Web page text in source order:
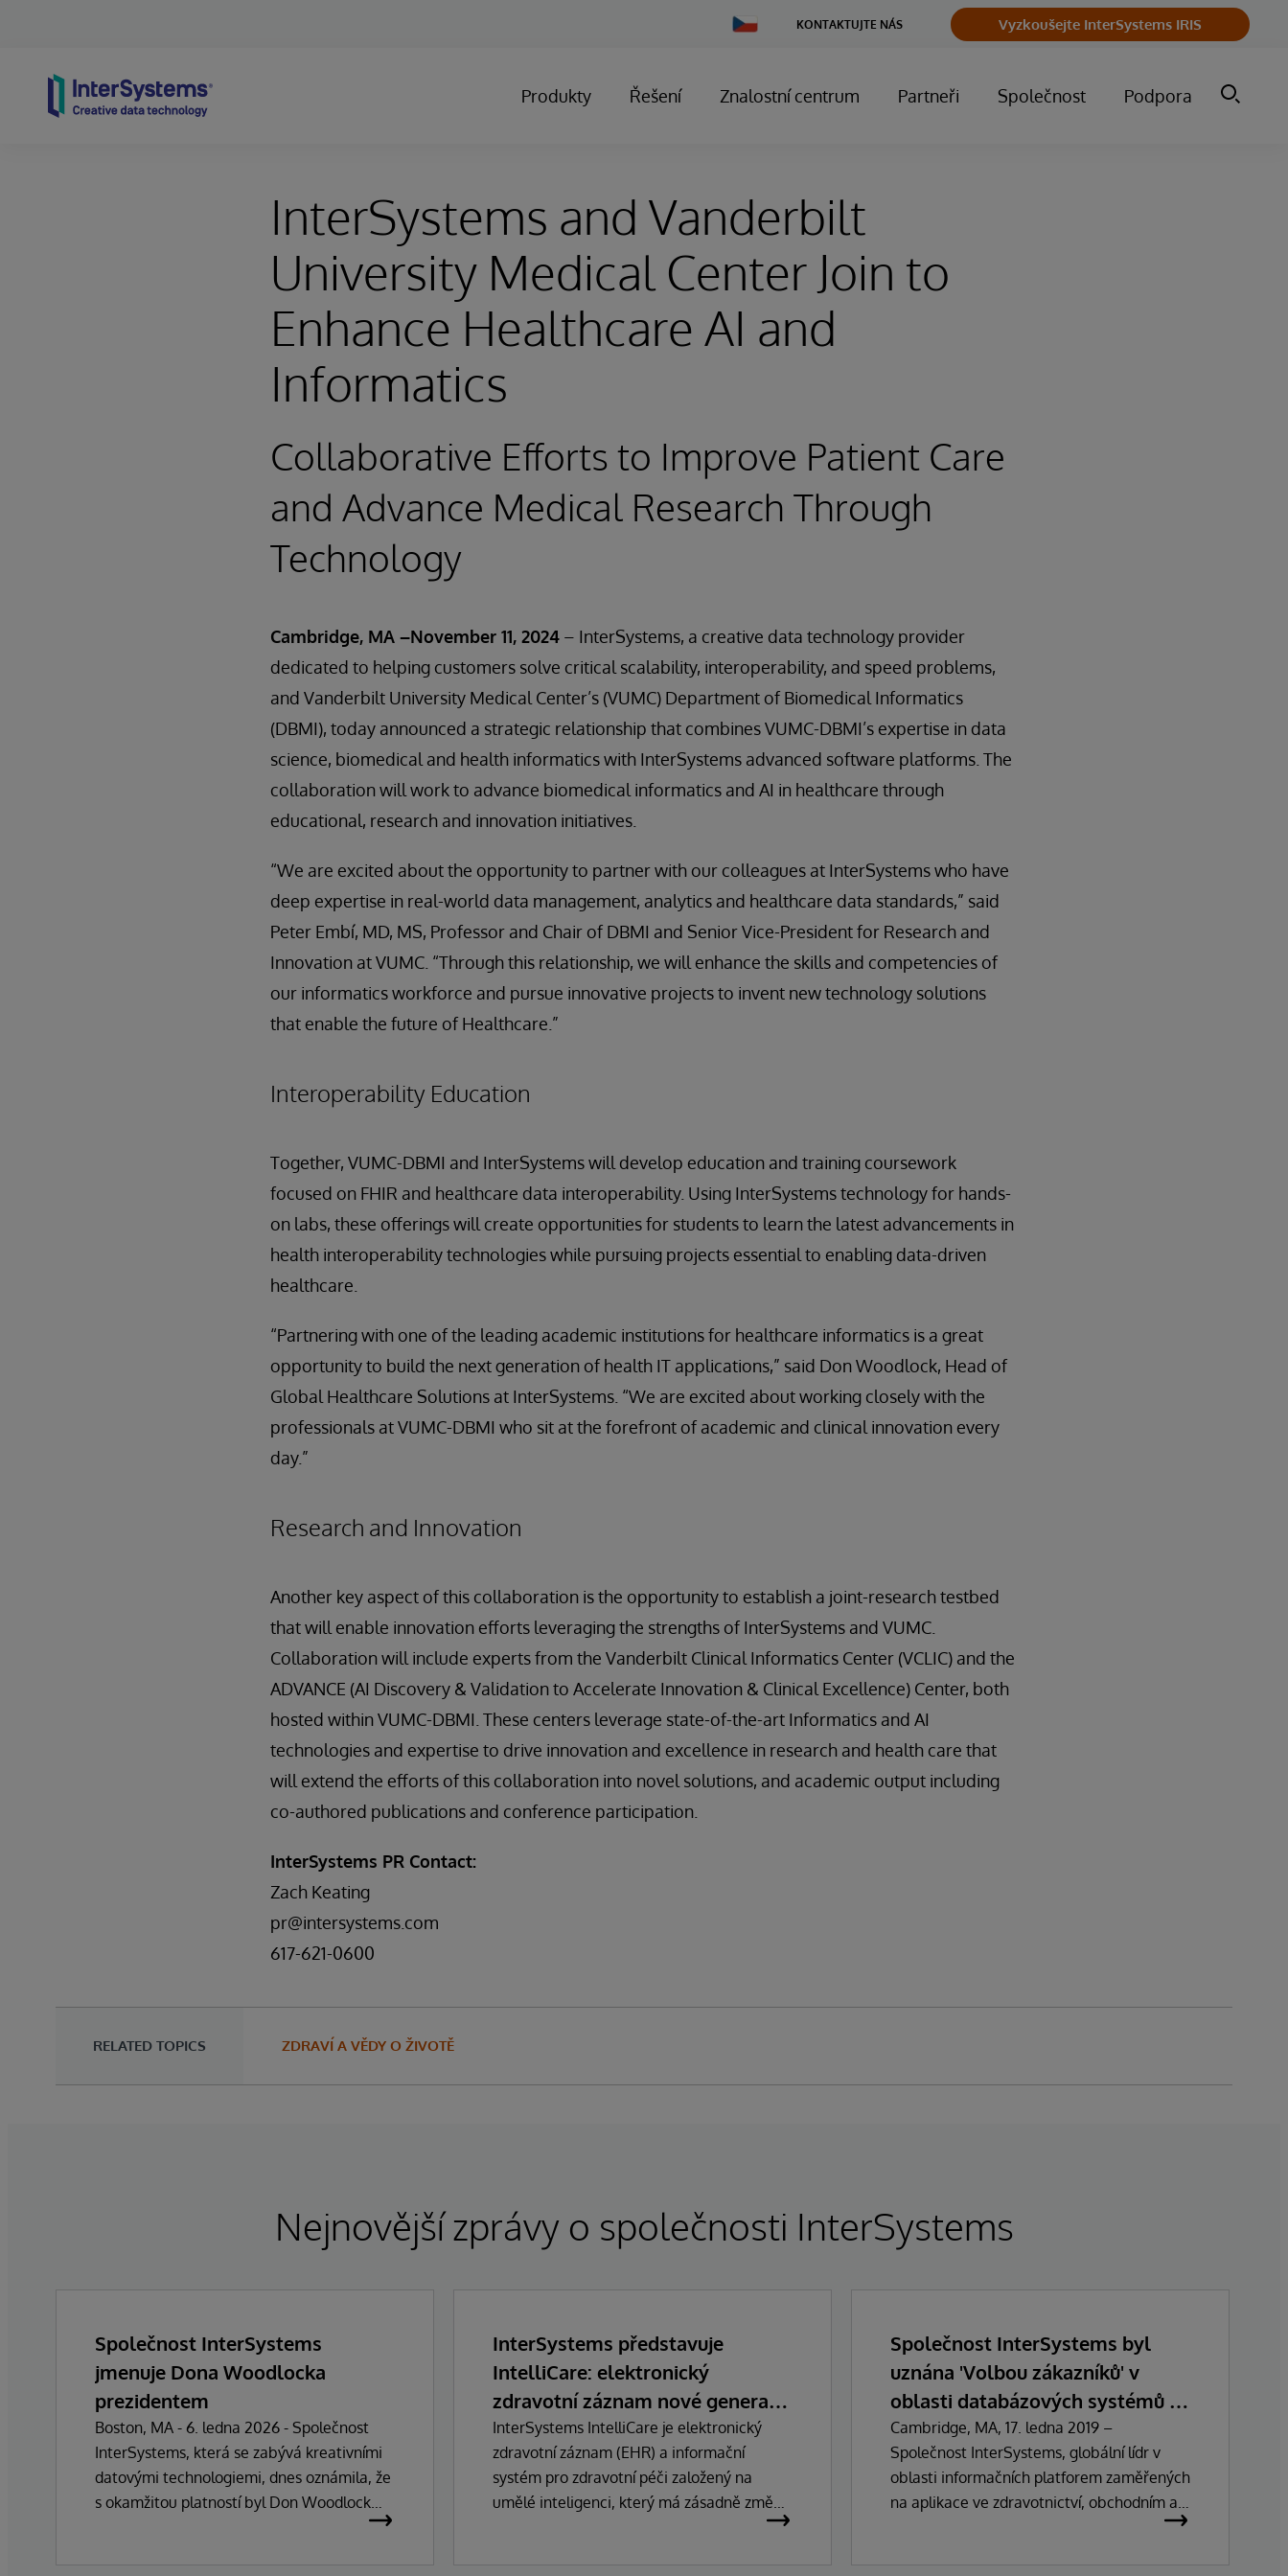
Change
Country
KONTAKTUJTE NÁS Vyzkoušejte InterSystems IRIS
Produkty Řešení Znalostní centrum Partneři Společnost Podpora
InterSystems and Vanderbilt
University Medical Center Join to
Enhance Healthcare AI and
Informatics
Collaborative Efforts to Improve Patient Care
and Advance Medical Research Through
Technology
Cambridge, MA –November 11, 2024 – InterSystems, a creative data technology provider
dedicated to helping customers solve critical scalability, interoperability, and speed problems,
and Vanderbilt University Medical Center’s (VUMC) Department of Biomedical Informatics
(DBMI), today announced a strategic relationship that combines VUMC-DBMI’s expertise in data
science, biomedical and health informatics with InterSystems advanced software platforms. The
collaboration will work to advance biomedical informatics and AI in healthcare through
educational, research and innovation initiatives.
“We are excited about the opportunity to partner with our colleagues at InterSystems who have
deep expertise in real-world data management, analytics and healthcare data standards,” said
Peter Embí, MD, MS, Professor and Chair of DBMI and Senior Vice-President for Research and
Innovation at VUMC. “Through this relationship, we will enhance the skills and competencies of
our informatics workforce and pursue innovative projects to invent new technology solutions
that enable the future of Healthcare.”
Interoperability Education
Together, VUMC-DBMI and InterSystems will develop education and training coursework
focused on FHIR and healthcare data interoperability. Using InterSystems technology for hands-
on labs, these offerings will create opportunities for students to learn the latest advancements in
health interoperability technologies while pursuing projects essential to enabling data-driven
healthcare.
“Partnering with one of the leading academic institutions for healthcare informatics is a great
opportunity to build the next generation of health IT applications,” said Don Woodlock, Head of
Global Healthcare Solutions at InterSystems. “We are excited about working closely with the
professionals at VUMC-DBMI who sit at the forefront of academic and clinical innovation every
day.”
Research and Innovation
Another key aspect of this collaboration is the opportunity to establish a joint-research testbed
that will enable innovation efforts leveraging the strengths of InterSystems and VUMC.
Collaboration will include experts from the Vanderbilt Clinical Informatics Center (VCLIC) and the
ADVANCE (AI Discovery & Validation to Accelerate Innovation & Clinical Excellence) Center, both
hosted within VUMC-DBMI. These centers leverage state-of-the-art Informatics and AI
technologies and expertise to drive innovation and excellence in research and health care that
will extend the efforts of this collaboration into novel solutions, and academic output including
co-authored publications and conference participation.
InterSystems PR Contact:
Zach Keating
pr@intersystems.com
617-621-0600
RELATED TOPICS ZDRAVÍ A VĚDY O ŽIVOTĚ
Nejnovější zprávy o společnosti InterSystems
Společnost InterSystems
jmenuje Dona Woodlocka
prezidentem
Boston, MA - 6. ledna 2026 - Společnost
InterSystems, která se zabývá kreativními
datovými technologiemi, dnes oznámila, že
s okamžitou platností byl Don Woodlock
InterSystems představuje
IntelliCare: elektronický
zdravotní záznam nové generace
s umělou inteligencí
InterSystems IntelliCare je elektronický
zdravotní záznam (EHR) a informační
systém pro zdravotní péči založený na
umělé inteligenci, který má zásadně změnit
Společnost InterSystems byl
uznána 'Volbou zákazníků' v
oblasti databázových systémů v
průzkumu Gartner Peer Insights z
ledna 2019
Cambridge, MA, 17. ledna 2019 –
Společnost InterSystems, globální lídr v
oblasti informačních platforem zaměřených
na aplikace ve zdravotnictví, obchodním a
vládním sektoru, dnes oznámila, že byla v